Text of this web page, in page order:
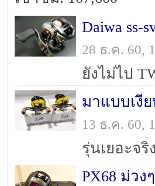
Daiwa ss-
28 ธ.ค. 60,
มาแบบเงีย
13 ธ.ค. 60,
PX68 ม่วง